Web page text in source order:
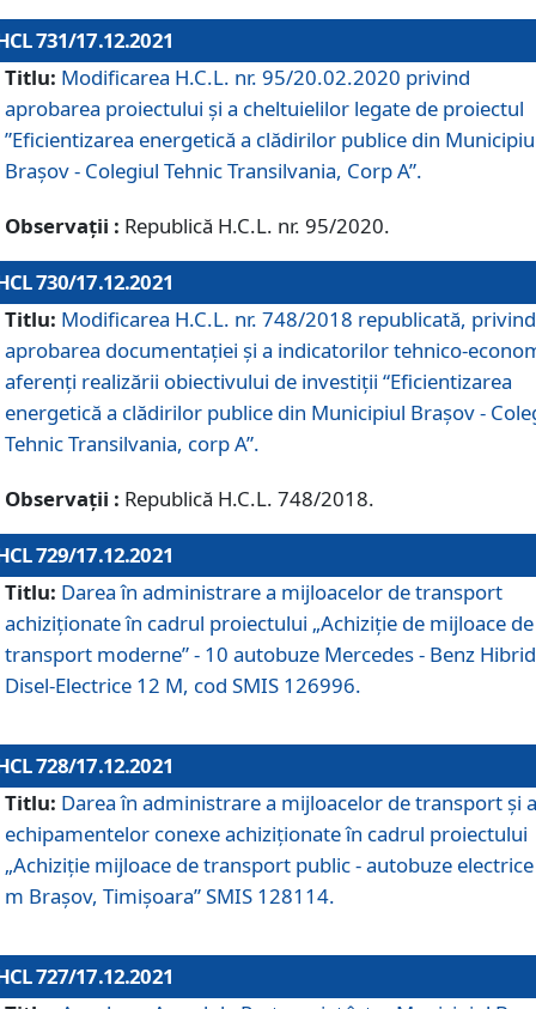
731/17.12.2021
Titlu: Modificarea H.C.L. nr. 95/20.02.2020 privind
aprobarea proiectului și a cheltuielilor legate de proiectul
”Eficientizarea energetică a clădirilor publice din
Brașov - Colegiul Tehnic Transilvania, Corp A”.
Observații : Republică H.C.L. nr. 95/2020.
730/17.12.2021
Titlu: Modificarea H.C.L. nr. 748/2018 republicată, privind
aprobarea documentației și a indicatorilor tehnico-
aferenți realizării obiectivului de investiții “Eficientizarea
energetică a clădirilor publice din Municipiul Brașov -
Tehnic Transilvania, corp A”.
Observații : Republică H.C.L. 748/2018.
729/17.12.2021
Titlu: Darea în administrare a mijloacelor de transport
achiziționate în cadrul proiectului „Achiziţie de mijloace de
transport moderne” - 10 autobuze Mercedes - Benz Hibrid
Disel-Electrice 12 M, cod SMIS 126996.
728/17.12.2021
Titlu: Darea în administrare a mijloacelor de transport și a
echipamentelor conexe achiziționate în cadrul proiectului
„Achiziție mijloace de transport public - autobuze
m Brașov, Timișoara” SMIS 128114.
727/17.12.2021